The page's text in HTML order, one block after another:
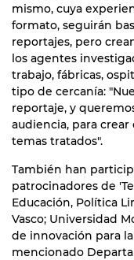
mismo, cuya
formato, seguirán
reportajes, pero
los agentes
trabajo, fábricas,
tipo de cercanía:
reportaje, y
audiencia, para
temas tratados".
También han
patrocinadores de
Educación, Política
Vasco; Universidad
de innovación para
mencionado